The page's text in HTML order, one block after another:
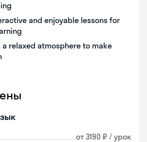
and enjoyable lessons for
a relaxed atmosphere to make
от 3190 ₽ / урок